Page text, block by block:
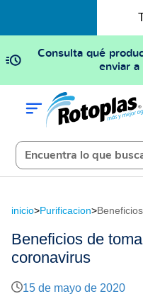
Consulta qué
enviar
inicio>Purificacion>
Beneficios de
coronavirus
15 de mayo de 2020